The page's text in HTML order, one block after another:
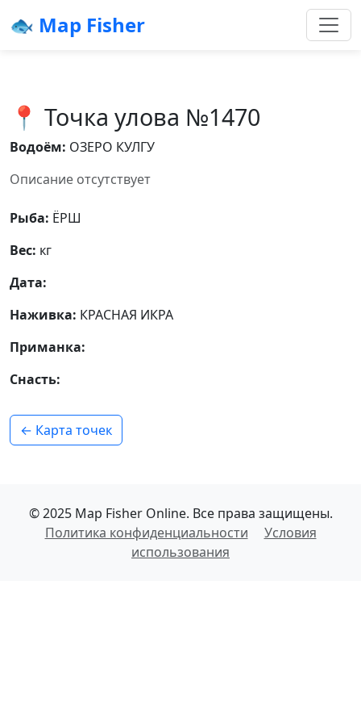
🐟 Map Fisher
📍 Точка улова №1470
Водоём: ОЗЕРО КУЛГУ
Описание отсутствует
Рыба: ЁРШ
Вес: кг
Дата:
Наживка: КРАСНАЯ ИКРА
Приманка:
Снасть:
← Карта точек
© 2025 Map Fisher Online. Все права защищены.
Политика конфиденциальности
Условия
использования